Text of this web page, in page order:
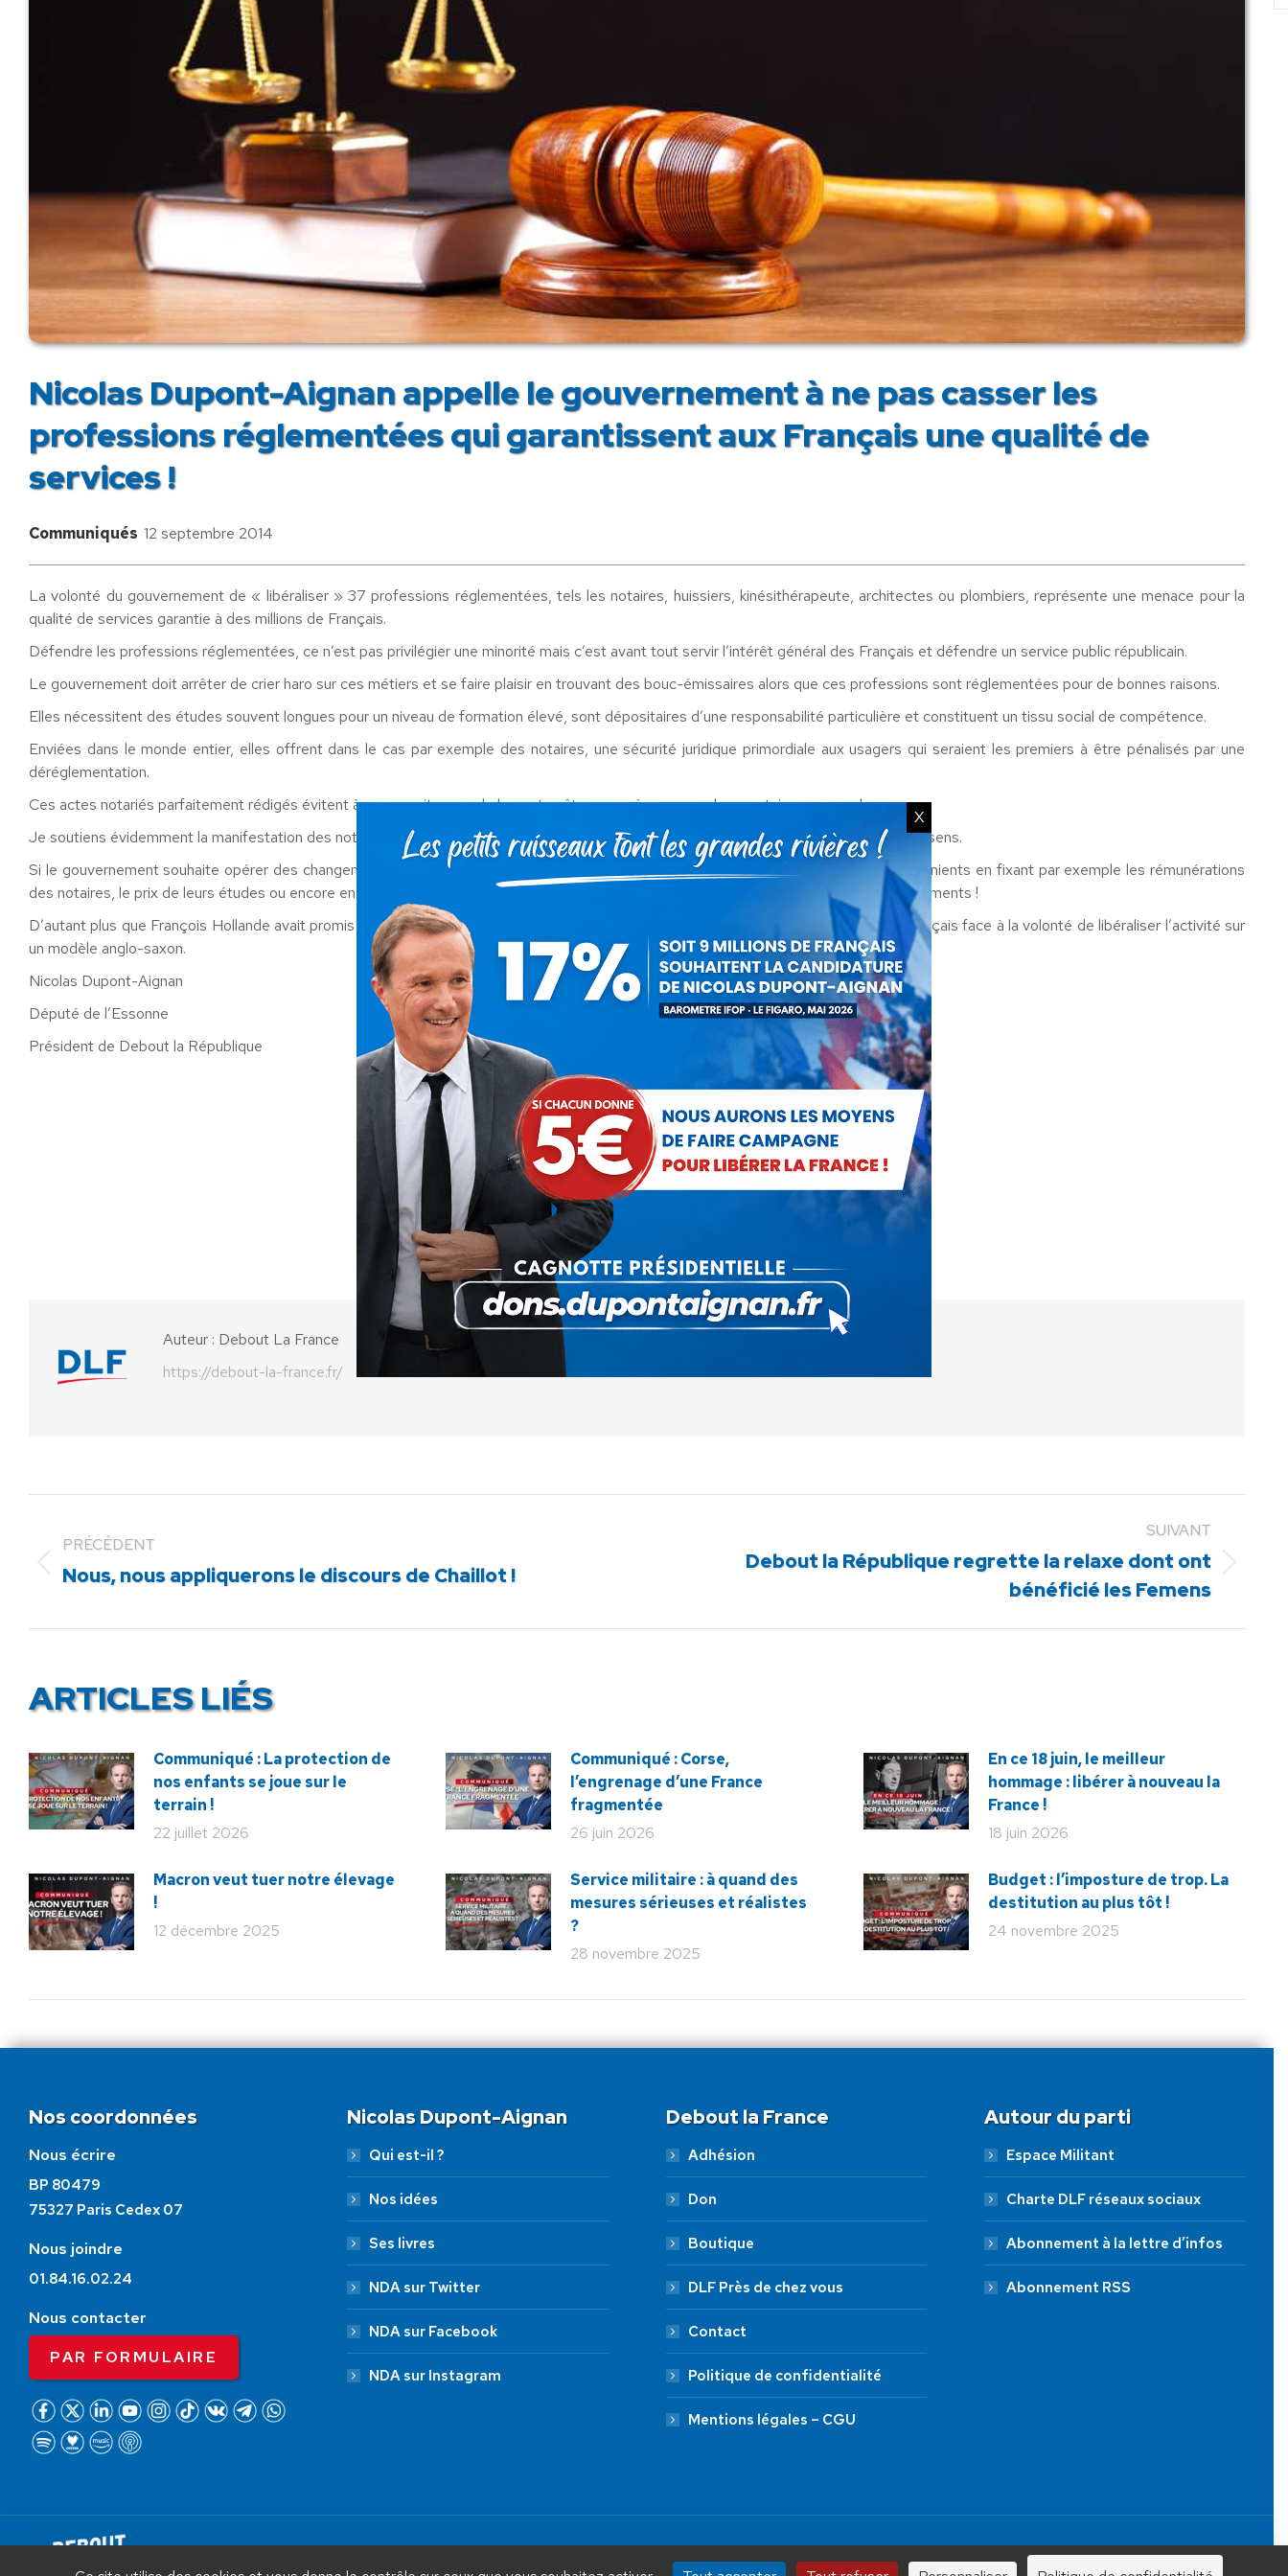
Nicolas Dupont-Aignan appelle le gouvernement à ne pas casser les
professions réglementées qui garantissent aux Français une qualité de
services !
Communiqués 12 septembre 2014
La volonté du gouvernement de « libéraliser » 37 professions réglementées, tels les notaires, huissiers, kinésithérapeute, architectes ou plombiers, représente une menace pour la
qualité de services garantie à des millions de Français.
Défendre les professions réglementées, ce n’est pas privilégier une minorité mais c’est avant tout servir l’intérêt général des Français et défendre un service public républicain.
Le gouvernement doit arrêter de crier haro sur ces métiers et se faire plaisir en trouvant des bouc-émissaires alors que ces professions sont réglementées pour de bonnes raisons.
Elles nécessitent des études souvent longues pour un niveau de formation élevé, sont dépositaires d’une responsabilité particulière et constituent un tissu social de compétence.
Enviées dans le monde entier, elles offrent dans le cas par exemple des notaires, une sécurité juridique primordiale aux usagers qui seraient les premiers à être pénalisés par une
déréglementation.
Ces actes notariés parfaitement rédigés évitent à nos concitoyens de long et coûteux procès comme dans certains pays anglo-saxons.
Je soutiens évidemment la manifestation des notaires prévue le 17 septembre à Paris dans ce contexte de libéralisation qui est un non-sens.
Si le gouvernement souhaite opérer des changements, il en a les capacités. L’Etat a tous les moyens pour remédier à certains inconvénients en fixant par exemple les rémunérations
des notaires, le prix de leurs études ou encore en adaptant le numerus clausus. On ne casse pas un outil qui ne nécessite que des ajustements !
D’autant plus que François Hollande avait promis aux Notaires de France avant son élection qu’il s’engageait à défendre le modèle Français face à la volonté de libéraliser l’activité sur
un modèle anglo-saxon.
Nicolas Dupont-Aignan
Député de l’Essonne
Président de Debout la République
Catégorie :Communiqués ParDebout La France 12 septembre 2014
Partager cet article
Partager
sur
Facebook
Partager
sur
X
sur
Pinterest
sur
LinkedIn
sur
WhatsApp
Auteur : Debout La France
https://debout-la-france.fr/
PRÉCÉDENT
Article
Nous, nous appliquerons le discours de Chaillot !
SUIVANT
Debout la République regrette la relaxe dont ont
bénéficié les Femens
ARTICLES LIÉS
Communiqué : La protection de
nos enfants se joue sur le
terrain !
22 juillet 2026
Communiqué : Corse,
l’engrenage d’une France
fragmentée
26 juin 2026
En ce 18 juin, le meilleur
hommage : libérer à nouveau la
France !
18 juin 2026
Macron veut tuer notre élevage
!
12 décembre 2025
Service militaire : à quand des
mesures sérieuses et réalistes
?
28 novembre 2025
Budget : l’imposture de trop. La
destitution au plus tôt !
24 novembre 2025
Nos coordonnées
Nous écrire
BP 80479
75327 Paris Cedex 07
Nous joindre
01.84.16.02.24
Nous contacter
PAR FORMULAIRE
Nicolas Dupont-Aignan
Qui est-il ?
Nos idées
Ses livres
NDA sur Twitter
NDA sur Facebook
NDA sur Instagram
Debout la France
Adhésion
Don
Boutique
DLF Près de chez vous
Contact
Politique de confidentialité
Mentions légales – CGU
Autour du parti
Espace Militant
Charte DLF réseaux sociaux
Abonnement à la lettre d’infos
Abonnement RSS
Tous droits réservés.
X
AIDEZ NOUS À
JE FAIS UN DON À DLF
ADHÉSION 20 € 50 € 100 € 250 €